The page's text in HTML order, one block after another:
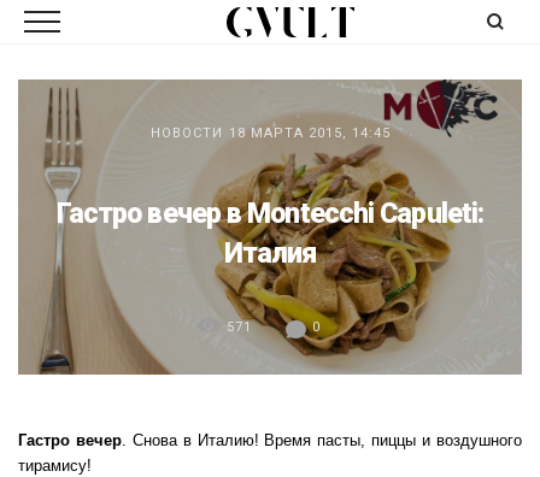
НОВОСТИ 18 МАРТА 2015, 14:45
Гастро вечер в Montecchi Capuleti:
Италия
571 0
Гастро вечер. Снова в Италию! Время пасты, пиццы и воздушного
тирамису!